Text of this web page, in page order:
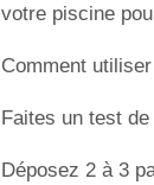
votre piscine
Comment
Faites un test
Déposez 2 à 3